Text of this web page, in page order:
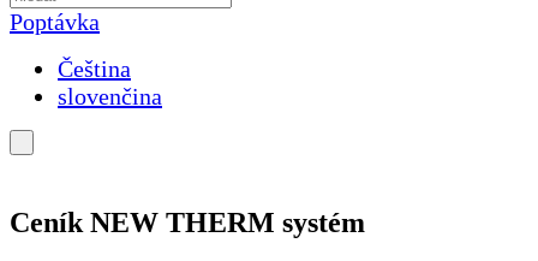
Poptávka
Čeština
slovenčina
Ceník NEW THERM systém